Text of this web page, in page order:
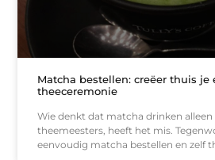
Matcha bestellen: creëer thuis je
theeceremonie
Wie denkt dat matcha drinken alleen
theemeesters, heeft het mis.
eenvoudig matcha bestellen en zelf